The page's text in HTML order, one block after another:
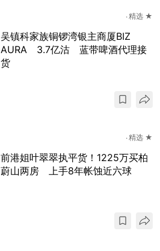
精选 ★
吴镇科家族铜锣湾银主商厦BIZ
AURA 3.7亿沽 蓝带啤酒代理接
货
精选 ★
前港姐叶翠翠执平货！1225万买柏
蔚山两房 上手8年帐蚀近六球